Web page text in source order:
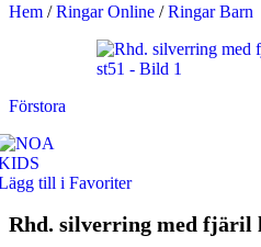
Hem / Ringar Online / Ringar Barn
Förstora
till i Favoriter
Rhd. silverring med fjäril